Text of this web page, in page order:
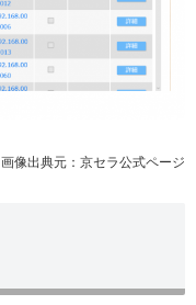
画像出典元：京セラ公式ページ